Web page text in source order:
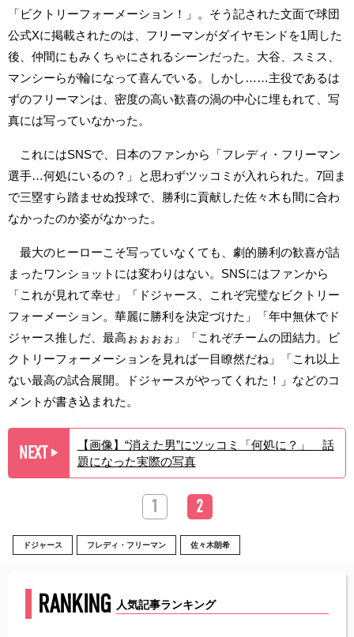
「ビクトリーフォーメーション！」。そう記された文面で球団
公式Xに掲載されたのは、フリーマンがダイヤモンドを1周した
後、仲間にもみくちゃにされるシーンだった。大谷、スミス、
マンシーらが輪になって喜んでいる。しかし……主役であるは
ずのフリーマンは、密度の高い歓喜の渦の中心に埋もれて、写
真には写っていなかった。
これにはSNSで、日本のファンから「フレディ・フリーマン
選手…何処にいるの？」と思わずツッコミが入れられた。7回ま
で三塁すら踏ませぬ投球で、勝利に貢献した佐々木も間に合わ
なかったのか姿がなかった。
最大のヒーローこそ写っていなくても、劇的勝利の歓喜が詰
まったワンショットには変わりはない。SNSにはファンから
「これが見れて幸せ」「ドジャース、これぞ完璧なビクトリー
フォーメーション。華麗に勝利を決定づけた」「年中無休でド
ジャース推しだ、最高ぉぉぉぉ」「これぞチームの団結力。ビ
クトリーフォーメーションを見れば一目瞭然だね」「これ以上
ない最高の試合展開。ドジャースがやってくれた！」などのコ
メントが書き込まれた。
NEXT ▶︎
【画像】“消えた男”にツッコミ「何処に？」 話
題になった実際の写真
1 2
ドジャース フレディ・フリーマン 佐々木朗希
RANKING 人気記事ランキング